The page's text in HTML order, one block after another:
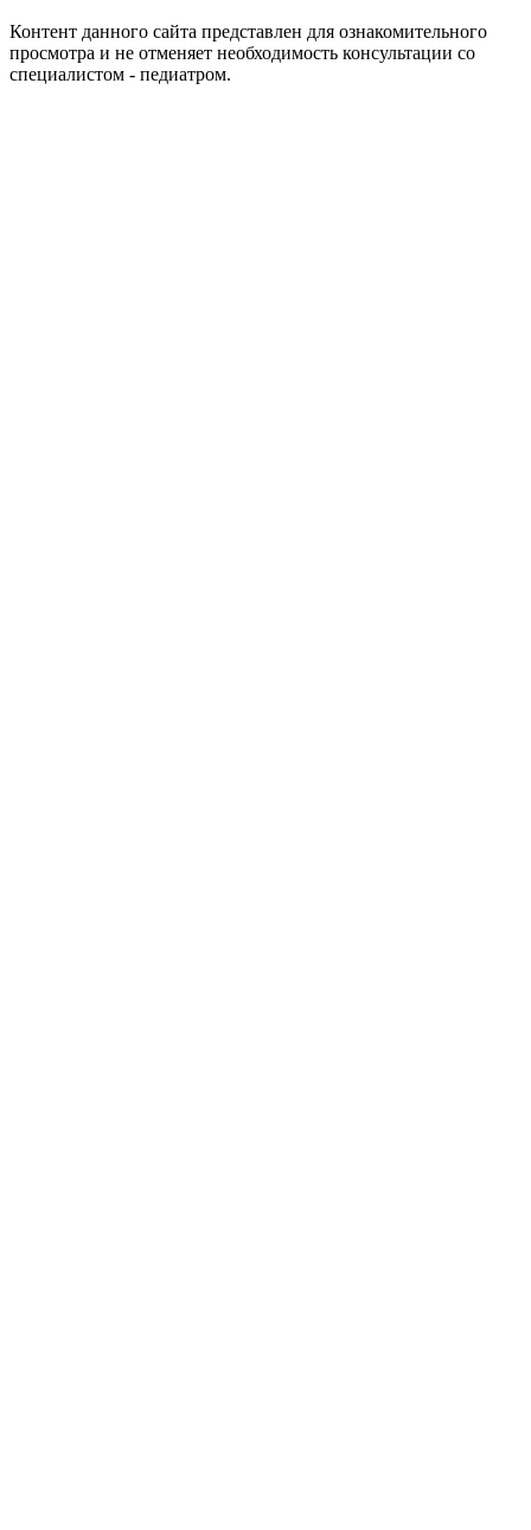
Контент данного сайта представлен для ознакомительного
просмотра и не отменяет необходимость консультации со
специалистом - педиатром.